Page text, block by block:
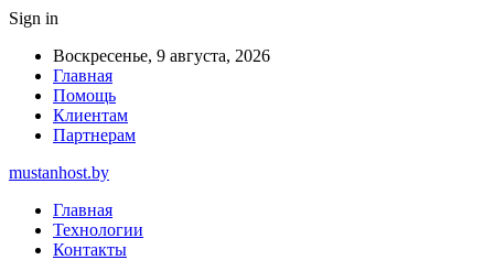
Sign in
Воскресенье, 9 августа, 2026
Главная
Помощь
Клиентам
Партнерам
mustanhost.by
Главная
Технологии
Контакты